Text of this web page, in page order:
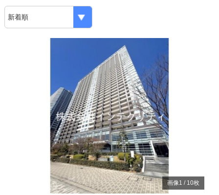
Previous
画像1 / 10枚